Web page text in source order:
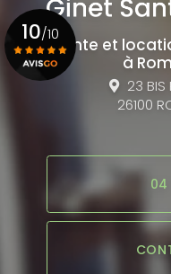
Vente et
à
23 BIS
26100
04
10/10